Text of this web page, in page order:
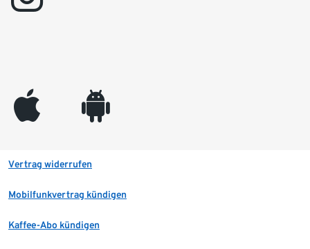
appleinc android
Vertrag widerrufen
Mobilfunkvertrag kündigen
Kaffee-Abo kündigen